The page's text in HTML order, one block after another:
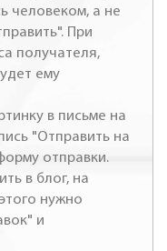
человеком, а не
При
получателя,
ему
в письме на
"Отправить на
отправки.
в блог, на
нужно
и